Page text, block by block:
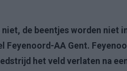
de beentjes worden niet
Feyenoord-AA Gent.
het veld verlaten na